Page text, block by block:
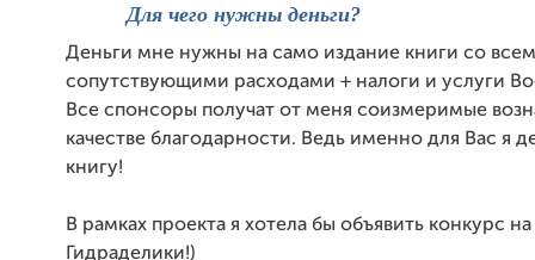
Для чего нужны деньги?
Деньги мне нужны на само издание книги со
сопутствующими расходами + налоги и услуги
Все спонсоры получат от меня соизмеримые
качестве благодарности. Ведь именно для Вас я
книгу!
В рамках проекта я хотела бы объявить конкурс
Гидраделики!)